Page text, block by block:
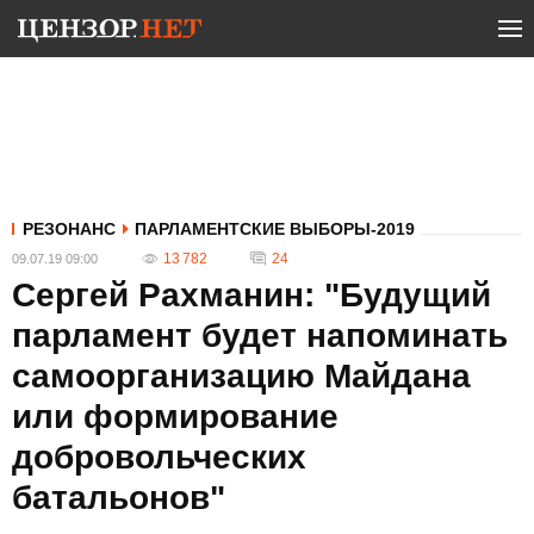
РЕЗОНАНС ПАРЛАМЕНТСКИЕ ВЫБОРЫ-2019
09.07.19 09:00 13 782 24
Сергей Рахманин: "Будущий
парламент будет напоминать
самоорганизацию Майдана
или формирование
добровольческих
батальонов"